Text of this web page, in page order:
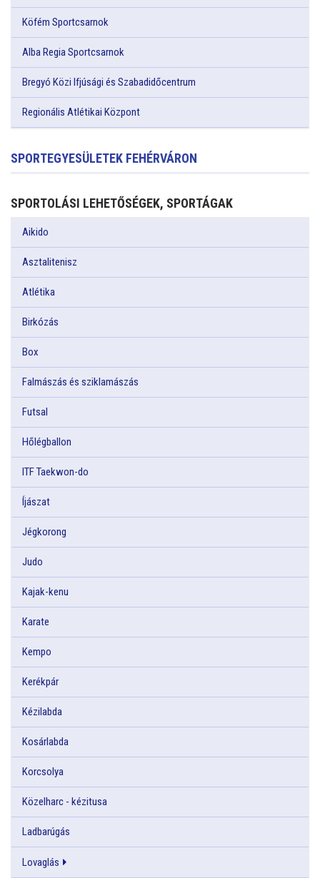
Köfém Sportcsarnok
Alba Regia Sportcsarnok
Bregyó Közi Ifjúsági és Szabadidőcentrum
Regionális Atlétikai Központ
SPORTEGYESÜLETEK FEHÉRVÁRON
SPORTOLÁSI LEHETŐSÉGEK, SPORTÁGAK
Aikido
Asztalitenisz
Atlétika
Birkózás
Box
Falmászás és sziklamászás
Futsal
Hőlégballon
ITF Taekwon-do
Íjászat
Jégkorong
Judo
Kajak-kenu
Karate
Kempo
Kerékpár
Kézilabda
Kosárlabda
Korcsolya
Közelharc - kézitusa
Ladbarúgás
Lovaglás